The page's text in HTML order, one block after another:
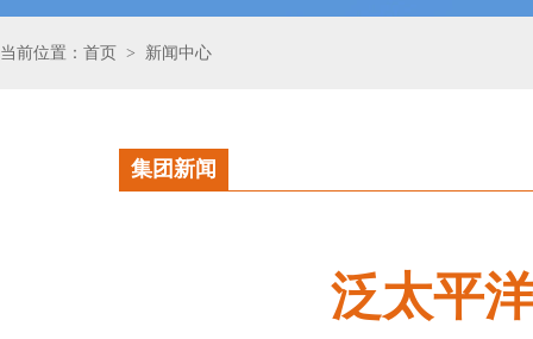
当前位置：首页 > 新闻中心
集团新闻
泛太平